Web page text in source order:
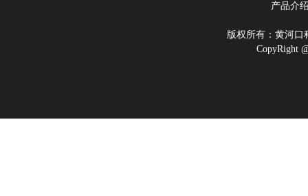
产品介
版权所有：黄河
CopyRight